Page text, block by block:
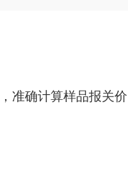
准确计算样品报关价